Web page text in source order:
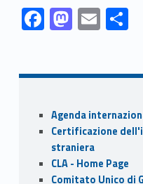
Link identifier #identifier__43765-1
F
ac
b
o
o
k
Link identifier #identifier__95390-2 M
as
d
o
n
Link identifier #identifier__97719-3 E
m
l
Link identifier #identifier__55552-4 S
e
Sidebar
Agenda
Certificazione
straniera
CLA - Home Page
Comitato Unico di